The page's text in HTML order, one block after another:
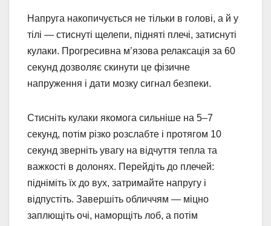
Напруга накопичується не тільки в голові, а й у
тілі — стиснуті щелепи, підняті плечі, затиснуті
кулаки. Прогресивна м’язова релаксація за 60
секунд дозволяє скинути це фізичне
напруження і дати мозку сигнал безпеки.
Стисніть кулаки якомога сильніше на 5–7
секунд, потім різко розслабте і протягом 10
секунд зверніть увагу на відчуття тепла та
важкості в долонях. Перейдіть до плечей:
підніміть їх до вух, затримайте напругу і
відпустіть. Завершіть обличчям — міцно
заплющіть очі, наморщіть лоб, а потім